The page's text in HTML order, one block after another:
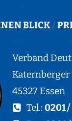
BLICK/
Verband
Katernberger
45327 Essen
Tel.: 0201